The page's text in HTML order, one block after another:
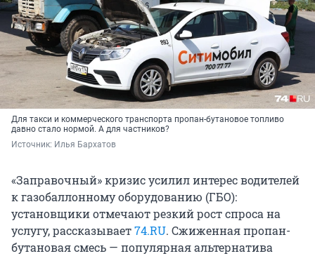
Для такси и коммерческого транспорта пропан-бутановое топливо
давно стало нормой. А для частников?
Источник: Илья Бархатов
«Заправочный» кризис усилил интерес водителей
к газобаллонному оборудованию (ГБО):
установщики отмечают резкий рост спроса на
услугу, рассказывает74.RU. Сжиженная пропан-
бутановая смесь — популярная альтернатива